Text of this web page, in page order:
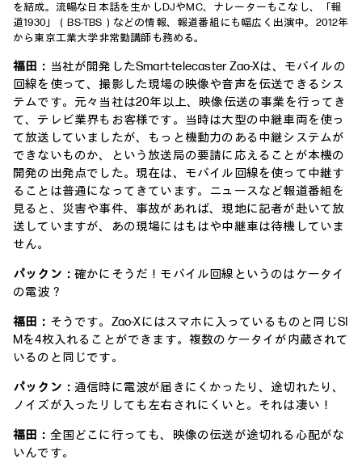
を結成。流暢な日本話を生かしDJやMC、ナレーターもこなし、「報
道1930」（BS-TBS）などの情報、報道番組にも幅広く出演中。2012年
から東京工業大学非常勤講師も務める。
福田： 当社が開発したSmart-telecaster Zao-Xは、モバイルの
回線を使って、撮影した現場の映像や音声を伝送できるシス
テムです。元々当社は20年以上、映像伝送の事業を行ってき
て、テレビ業界もお客様です。当時は大型の中継車両を使っ
て放送していましたが、もっと機動力のある中継システムが
できないものか、という放送局の要請に応えることが本機の
開発の出発点でした。現在は、モバイル回線を使って中継す
ることは普通になってきています。ニュースなど報道番組を
見ると、災害や事件、事故があれば、現地に記者が赴いて放
送していますが、あの現場にはもはや中継車は待機していま
せん。
パックン： 確かにそうだ！モバイル回線というのはケータイ
の電波？
福田： そうです。Zao-Xにはスマホに入っているものと同じSI
Mを4枚入れることができます。複数のケータイが内蔵されて
いるのと同じです。
パックン： 通信時に電波が届きにくかったり、途切れたり、
ノイズが入ったリしても左右されにくいと。それは凄い！
福田： 全国どこに行っても、映像の伝送が途切れる心配がな
いんです。